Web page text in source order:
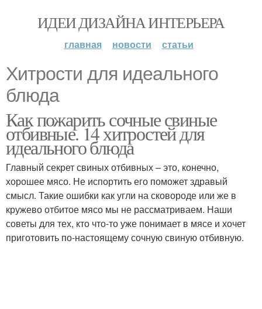
ИДЕИ ДИЗАЙНА ИНТЕРЬЕРА
главная новости статьи
Хитрости для идеального
блюда
Как пожарить сочные свиные
отбивные. 14 хитростей для
идеального блюда
Главный секрет свиных отбивных – это, конечно,
хорошее мясо. Не испортить его поможет здравый
смысл. Такие ошибки как угли на сковороде или же в
кружево отбитое мясо мы не рассматриваем. Наши
советы для тех, кто что-то уже понимает в мясе и хочет
приготовить по-настоящему сочную свиную отбивную.